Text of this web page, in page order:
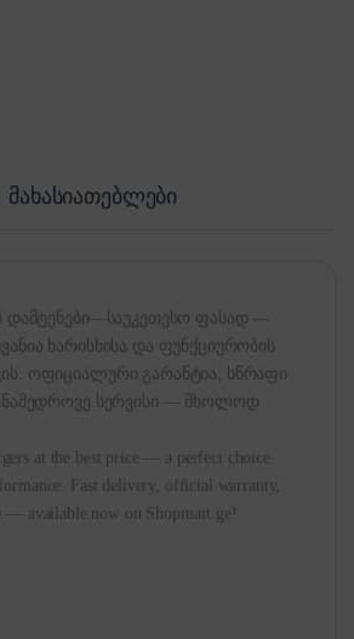
მახასიათებლები
დამტენები—საუკეთესო ფასად —
ხარისხისა და ფუნქციურობის
ოფიციალური გარანტია, სწრაფი
სერვისი — მხოლოდ
at the best price — a perfect choice
Fast delivery, official warranty,
— available now on Shopmart.ge!